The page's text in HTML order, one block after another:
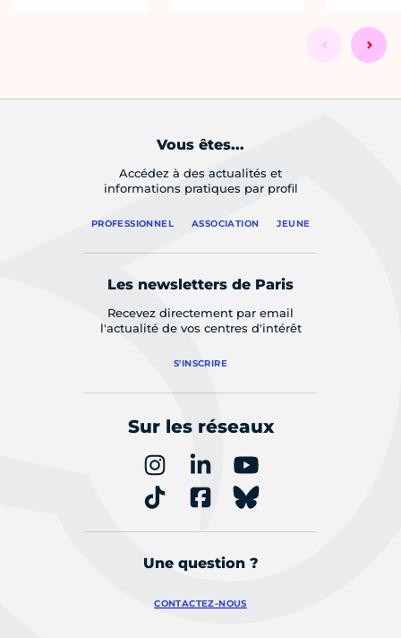
Vous êtes...
Accédez à des actualités et
informations pratiques par profil
PROFESSIONNEL ASSOCIATION JEUNE
Les newsletters de Paris
Recevez directement par email
l'actualité de vos centres d'intérêt
S'INSCRIRE
Sur les réseaux
Une question ?
CONTACTEZ-NOUS